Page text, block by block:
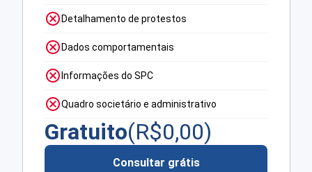
Detalhamento de protestos
Dados comportamentais
Informações do SPC
Quadro societário e administrativo
Gratuito(R$0,00)
Consultar grátis